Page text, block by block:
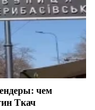
чем
Ткач